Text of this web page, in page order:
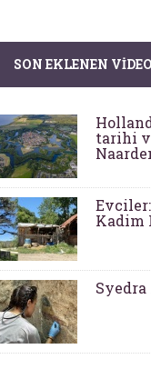
SON EKLENEN
tarihi
Kadim